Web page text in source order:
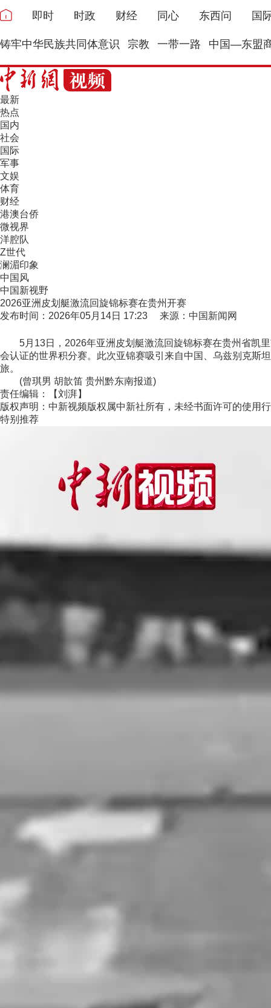
即时 时政 财经 同心 东西问 国
铸牢中华民族共同体意识 宗教 一带一路 中国—东盟
最新
热点
国内
社会
国际
军事
文娱
体育
财经
港澳台侨
微视界
洋腔队
Z世代
澜湄印象
中国风
中国新视野
2026亚洲皮划艇激流回旋锦标赛在贵州开赛
发布时间：2026年05月14日 17:23 来源：中国新闻网
5月13日，2026年亚洲皮划艇激流回旋锦标赛在贵州省凯里
会认证的世界积分赛。此次亚锦赛吸引来自中国、乌兹别克斯
旅。
(曾琪男 胡歆笛 贵州黔东南报道)
责任编辑：【刘湃】
版权声明：中新视频版权属中新社所有，未经书面许可的使用
特别推荐